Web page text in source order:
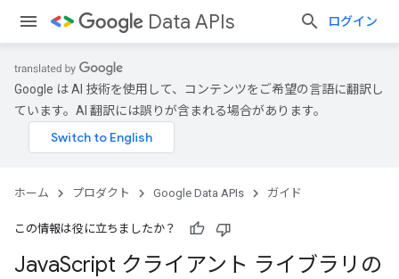
Data APIs ログイン
Google は AI 技術を使用して、コンテンツをご希望の言語に翻訳し
ています。AI 翻訳には誤りが含まれる場合があります。
ホーム プロダクト Google Data APIs ガイド
この情報は役に立ちましたか？
JavaScript クライアント ライブラリの